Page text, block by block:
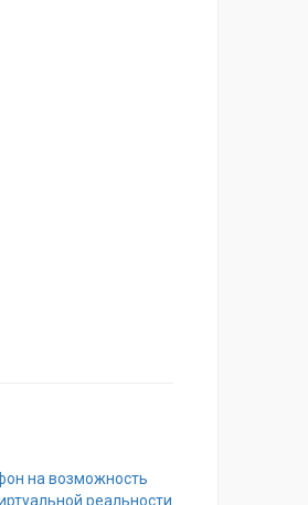
на возможность
реальности